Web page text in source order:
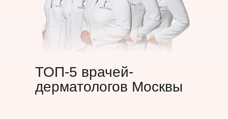
ТОП-5 врачей-
дерматологов Москвы